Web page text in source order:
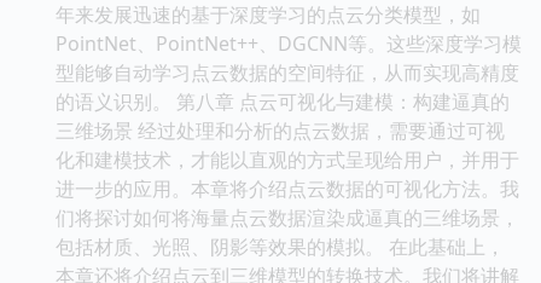
年来发展迅速的基于深度学习的点云分类模型，如
PointNet、PointNet++、DGCNN等。这些深度学习模
型能够自动学习点云数据的空间特征，从而实现高精度
的语义识别。 第八章 点云可视化与建模：构建逼真的
三维场景 经过处理和分析的点云数据，需要通过可视
化和建模技术，才能以直观的方式呈现给用户，并用于
进一步的应用。本章将介绍点云数据的可视化方法。我
们将探讨如何将海量点云数据渲染成逼真的三维场景，
包括材质、光照、阴影等效果的模拟。 在此基础上，
本章还将介绍点云到三维模型的转换技术。我们将讲解